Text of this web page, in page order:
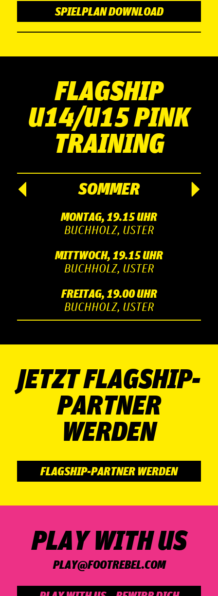
SPIELPLAN DOWNLOAD
FLAGSHIP
U14/U15 PINK
TRAINING
SOMMER
MONTAG, 19.15 UHR
BUCHHOLZ, USTER
MITTWOCH, 19.15 UHR
BUCHHOLZ, USTER
FREITAG, 19.00 UHR
BUCHHOLZ, USTER
JETZT FLAGSHIP-
PARTNER
WERDEN
FLAGSHIP-PARTNER WERDEN
PLAY WITH US
PLAY@­FOOT­RE­BEL.COM